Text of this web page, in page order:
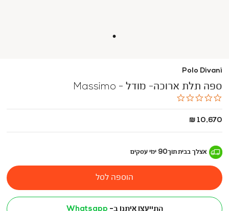
Polo Divani
ספה תלת ארוכה- מודל - Massimo
החל
10,670 ₪
אצלך בביתתוך90 ימי עסקים
הוספה לסל
התייעצו איתנו ב- Whatsapp